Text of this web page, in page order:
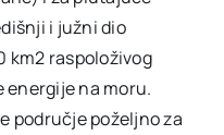
i južni dio
km2 raspoloživog
energije na moru.
područje poželjno za